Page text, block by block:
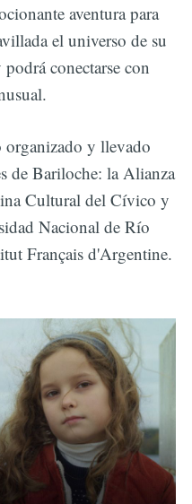
aventura para
el universo de su
conectarse con
organizado y llevado
de Bariloche: la Alianza
Cultural del Cívico y
Nacional de Río
Français d'Argentine.